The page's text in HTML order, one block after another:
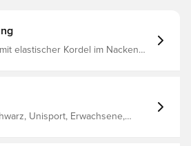
elastischer Kordel im Nacken
Unisport, Erwachsene,